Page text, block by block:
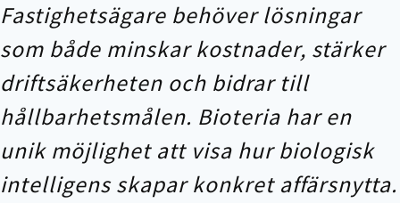
Fastighetsägare behöver lösningar
som både minskar kostnader, stärker
driftsäkerheten och bidrar till
hållbarhetsmålen. Bioteria har en
unik möjlighet att visa hur biologisk
intelligens skapar konkret affärsnytta.